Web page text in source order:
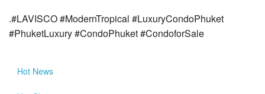
.#LAVISCO #ModernTropical #LuxuryCondoPhuket
#PhuketLuxury #CondoPhuket #CondoforSale
Hot News